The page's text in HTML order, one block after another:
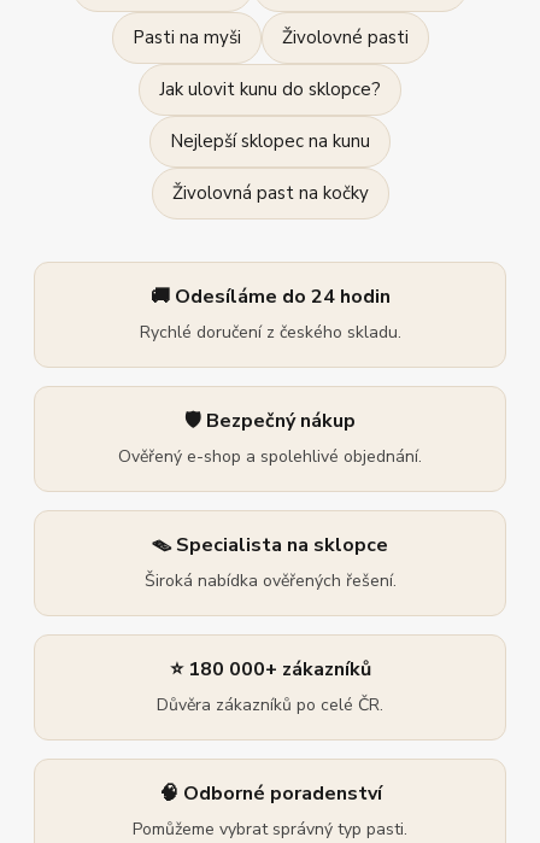
Pasti na myši Živolovné pasti
Jak ulovit kunu do sklopce?
Nejlepší sklopec na kunu
Živolovná past na kočky
🚚 Odesíláme do 24 hodin
Rychlé doručení z českého skladu.
🛡️ Bezpečný nákup
Ověřený e-shop a spolehlivé objednání.
🪤 Specialista na sklopce
Široká nabídka ověřených řešení.
⭐ 180 000+ zákazníků
Důvěra zákazníků po celé ČR.
🧠 Odborné poradenství
Pomůžeme vybrat správný typ pasti.